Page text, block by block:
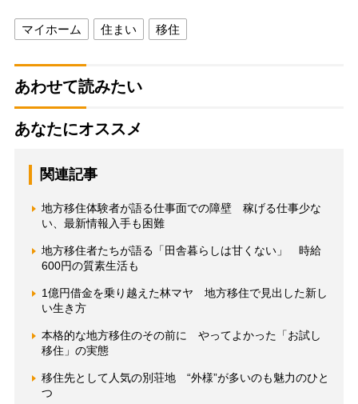
マイホーム 住まい 移住
あわせて読みたい
あなたにオススメ
関連記事
地方移住体験者が語る仕事面での障壁 稼げる仕事少な
い、最新情報入手も困難
地方移住者たちが語る「田舎暮らしは甘くない」 時給
600円の質素生活も
1億円借金を乗り越えた林マヤ 地方移住で見出した新し
い生き方
本格的な地方移住のその前に やってよかった「お試し
移住」の実態
移住先として人気の別荘地 “外様”が多いのも魅力のひと
つ